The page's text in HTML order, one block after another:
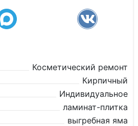
Косметический ремонт
Кирпичный
Индивидуальное
ламинат-плитка
выгребная яма